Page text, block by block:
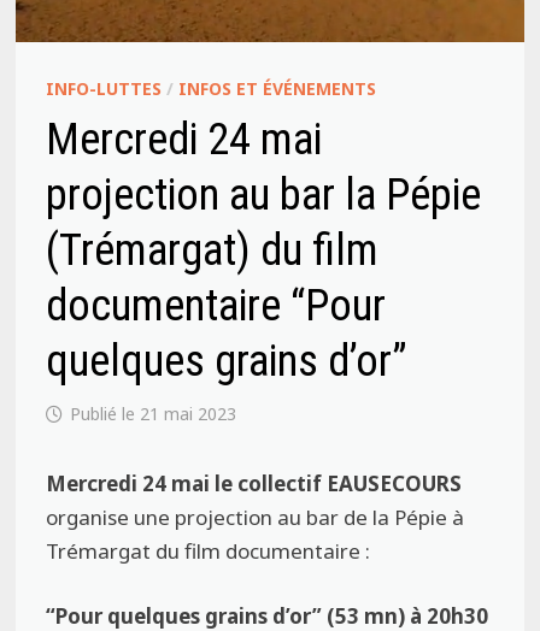
INFO-LUTTES / INFOS ET ÉVÉNEMENTS
Mercredi 24 mai
projection au bar la Pépie
(Trémargat) du film
documentaire “Pour
quelques grains d’or”
21 mai 2023
Mercredi 24 mai le collectif EAUSECOURS
organise une projection au bar de la Pépie à
Trémargat du film documentaire :
“Pour quelques grains d’or” (53 mn) à 20h30